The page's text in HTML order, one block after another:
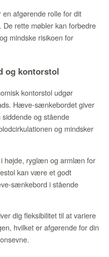
afgørende rolle for dit
rette møbler kan forbedre
mindske risikoen for
og kontorstol
kontorstol udgør
Hæve-sænkebordet giver
og stående
og mindsker
højde, ryglæn og armlæn for
kan være et godt
sænkebord i stående
dig fleksibilitet til at variere
hvilket er afgørende for din